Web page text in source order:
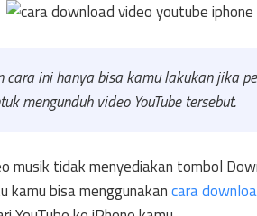
cara ini hanya bisa kamu lakukan jika
mengunduh video YouTube tersebut.
musik tidak menyediakan tombol
kamu bisa menggunakancara